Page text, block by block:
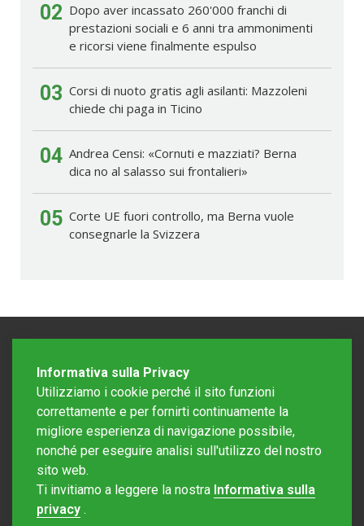
02 Dopo aver incassato 260'000 franchi di
prestazioni sociali e 6 anni tra ammonimenti
e ricorsi viene finalmente espulso
03 Corsi di nuoto gratis agli asilanti: Mazzoleni
chiede chi paga in Ticino
04 Andrea Censi: «Cornuti e mazziati? Berna
dica no al salasso sui frontalieri»
05 Corte UE fuori controllo, ma Berna vuole
consegnarle la Svizzera
Editore Rotostampa SA
Informativa sulla Privacy
Utilizziamo i cookie perché il sito funzioni
correttamente e per fornirti continuamente la
migliore esperienza di navigazione possibile,
nonché per eseguire analisi sull'utilizzo del nostro
sito web.
Ti invitiamo a leggere la nostra Informativa sulla
privacy .